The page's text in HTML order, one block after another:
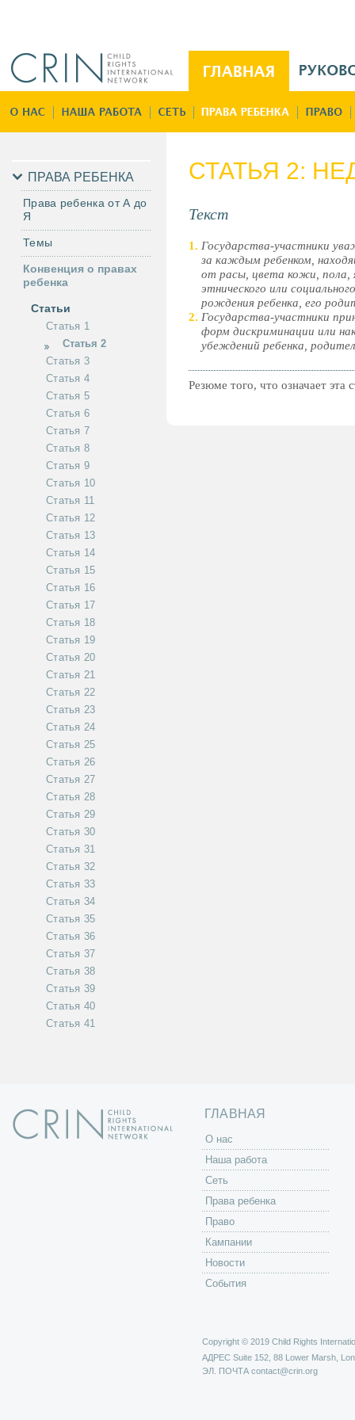
n
M
n
R
л
СТАТЬЯ 2:
Текст
Государства-участники
за каждым ребенком,
от расы, цвета кожи, пола,
этнического или
рождения ребенка, его
Государства-участники
форм дискриминации или
убеждений ребенка,
Резюме того, что означает эта
ПРАВА РЕБЕНКА
Права ребенка от А до
Я
Темы
Конвенция о правах
ребенка
Статьи
Статья 1
Статья 2
Статья 3
Статья 4
Статья 5
Статья 6
Статья 7
Статья 8
Статья 9
Статья 10
Статья 11
Статья 12
Статья 13
Статья 14
Статья 15
Статья 16
Статья 17
Статья 18
Статья 19
Статья 20
Статья 21
Статья 22
Статья 23
Статья 24
Статья 25
Статья 26
Статья 27
Статья 28
Статья 29
Статья 30
Статья 31
Статья 32
Статья 33
Статья 34
Статья 35
Статья 36
Статья 37
Статья 38
Статья 39
Статья 40
Статья 41
ГЛАВНАЯ
O нас
Наша работа
Сеть
Права ребенка
Право
Кампании
Новости
События
Copyright © 2019 Child Rights
АДРЕС Suite 152, 88 Lower Marsh,
ЭЛ. ПОЧТА contact@crin.org